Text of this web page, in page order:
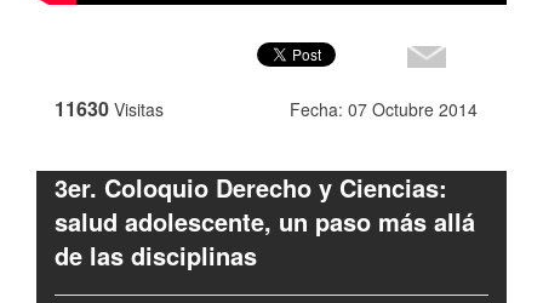
11630 Visitas Fecha: 07 Octubre 2014
3er. Coloquio Derecho y Ciencias:
salud adolescente, un paso más allá
de las disciplinas